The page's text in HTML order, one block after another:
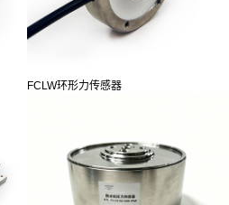
FCLW环形力传感器